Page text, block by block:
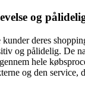
og
kunder deres
og pålidelig. De
hele
og den service,